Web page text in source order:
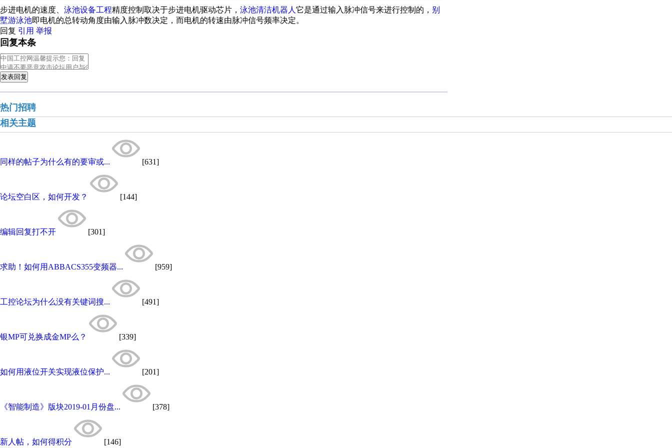
步进电机的速度、 泳池设备工程精度控制取决于步进电机驱动芯片， 泳池清洁机器人 它是通过输入脉冲信号来进行控制的， 别
墅游泳池即电机的总转动角度由输入脉冲数决定，而电机的转速由脉冲信号频率决定。
回复 引用 举报
回复本条
发表回复
热门招聘
相关主题
同样的帖子为什么有的要审或... [631]
论坛空白区，如何开发？ [144]
编辑回复打不开 [301]
求助！如何用ABBACS355变频器... [959]
工控论坛为什么没有关键词搜... [491]
银MP可兑换成金MP么？ [339]
如何用液位开关实现液位保护... [201]
《智能制造》版块2019-01月份盘... [378]
新人帖，如何得积分 [146]